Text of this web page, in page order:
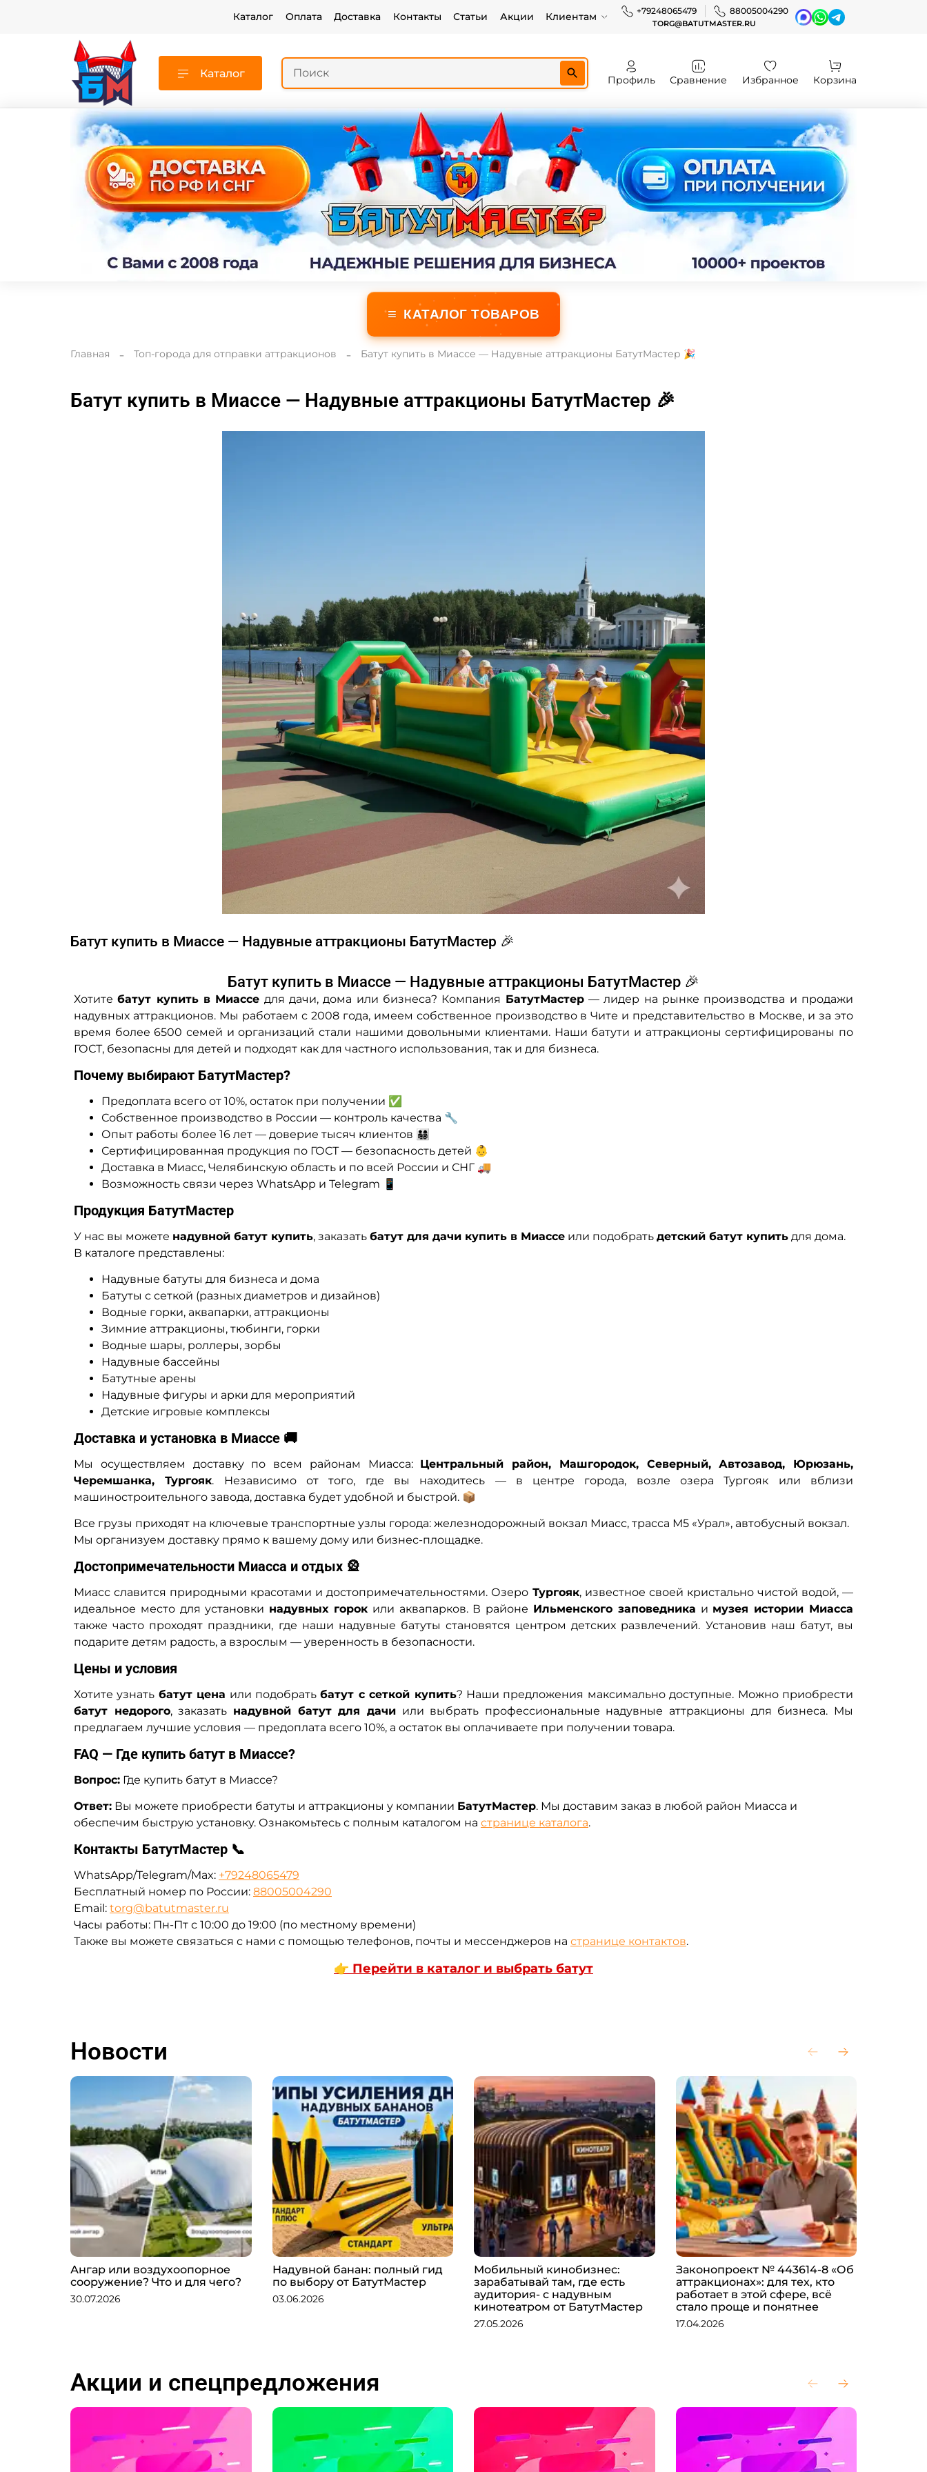
Каталог Оплата Доставка Контакты Статьи Акции Клиентам +79248065479 88005004290
TORG@BATUTMASTER.RU
Каталог
Профиль Сравнение Избранное Корзина
≡ КАТАЛОГ ТОВАРОВ
Главная Топ-города для отправки аттракционов Батут купить в Миассе — Надувные аттракционы БатутМастер 🎉
Батут купить в Миассе — Надувные аттракционы БатутМастер 🎉
Батут купить в Миассе — Надувные аттракционы БатутМастер 🎉
Батут купить в Миассе — Надувные аттракционы БатутМастер 🎉
Хотитебатут купить в Миассе для дачи, дома или бизнеса? Компания БатутМастер— лидер на рынке производства и продажи
надувных аттракционов. Мы работаем с 2008 года, имеем собственное производство в Чите и представительство в Москве, и за это
время более 6500 семей и организаций стали нашими довольными клиентами. Наши батути и аттракционы сертифицированы по
ГОСТ, безопасны для детей и подходят как для частного использования, так и для бизнеса.
Почему выбирают БатутМастер?
Предоплата всего от 10%, остаток при получении ✅
Собственное производство в России — контроль качества 🔧
Опыт работы более 16 лет — доверие тысяч клиентов 👨‍👩‍👧‍👦
Сертифицированная продукция по ГОСТ — безопасность детей 👶
Доставка в Миасс, Челябинскую область и по всей России и СНГ 🚚
Возможность связи через WhatsApp и Telegram 📱
Продукция БатутМастер
У нас вы можете надувной батут купить, заказать батут для дачи купить в Миассе или подобрать детский батут купить для дома.
В каталоге представлены:
Надувные батуты для бизнеса и дома
Батуты с сеткой (разных диаметров и дизайнов)
Водные горки, аквапарки, аттракционы
Зимние аттракционы, тюбинги, горки
Водные шары, роллеры, зорбы
Надувные бассейны
Батутные арены
Надувные фигуры и арки для мероприятий
Детские игровые комплексы
Доставка и установка в Миассе 🚚
Мы осуществляем доставку по всем районам Миасса: Центральный район, Машгородок, Северный, Автозавод, Юрюзань,
Черемшанка, Тургояк. Независимо от того, где вы находитесь — в центре города, возле озера Тургояк или вблизи
машиностроительного завода, доставка будет удобной и быстрой. 📦
Все грузы приходят на ключевые транспортные узлы города: железнодорожный вокзал Миасс, трасса М5 «Урал», автобусный вокзал.
Мы организуем доставку прямо к вашему дому или бизнес-площадке.
Достопримечательности Миасса и отдых 🎡
Миасс славится природными красотами и достопримечательностями. Озеро Тургояк, известное своей кристально чистой водой, —
идеальное место для установки надувных горок или аквапарков. В районе Ильменского заповедника и музея истории Миасса
также часто проходят праздники, где наши надувные батуты становятся центром детских развлечений. Установив наш батут, вы
подарите детям радость, а взрослым — уверенность в безопасности.
Цены и условия
Хотите узнать батут цена или подобратьбатут с сеткой купить? Наши предложения максимально доступные. Можно приобрести
батут недорого, заказать надувной батут для дачиили выбрать профессиональные надувные аттракционы для бизнеса. Мы
предлагаем лучшие условия — предоплата всего 10%, а остаток вы оплачиваете при получении товара.
FAQ — Где купить батут в Миассе?
Вопрос: Где купить батут в Миассе?
Ответ: Вы можете приобрести батуты и аттракционы у компании БатутМастер. Мы доставим заказ в любой район Миасса и
обеспечим быструю установку. Ознакомьтесь с полным каталогом на странице каталога.
Контакты БатутМастер 📞
WhatsApp/Telegram/Max: +79248065479
Бесплатный номер по России: 88005004290
Email: torg@batutmaster.ru
Часы работы: Пн-Пт с 10:00 до 19:00 (по местному времени)
Также вы можете связаться с нами с помощью телефонов, почты и мессенджеров на странице контактов.
👉 Перейти в каталог и выбрать батут
Новости
Ангар или воздухоопорное
сооружение? Что и для чего?
30.07.2026
Надувной банан: полный гид
по выбору от БатутМастер
03.06.2026
Мобильный кинобизнес:
зарабатывай там, где есть
аудитория- с надувным
кинотеатром от БатутМастер
27.05.2026
Законопроект № 443614-8 «Об
аттракционах»: для тех, кто
работает в этой сфере, всё
стало проще и понятнее
17.04.2026
Акции и спецпредложения